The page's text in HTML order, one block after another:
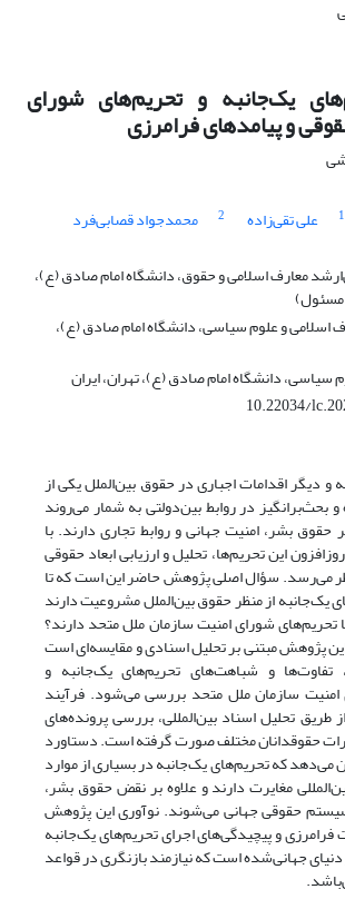
یک‌جانبه و تحریم‌های شورای
و پیامدهای فرامرزی
1 علی تقی‌زاده 2 محمدجواد قصابی‌فرد
معارف اسلامی و حقوق، دانشگاه امام صادق (ع)،
مسئول)
و علوم سیاسی، دانشگاه امام صادق (ع)،
دانشگاه امام صادق (ع)، تهران، ایران
10.22034/
و دیگر اقدامات اجباری در حقوق بین‌الملل یکی از
بحث‌برانگیز در روابط بین‌دولتی به شمار می‌روند
حقوق بشر، امنیت جهانی و روابط تجاری دارند. با
این تحریم‌ها، تحلیل و ارزیابی ابعاد حقوقی
می‌رسد. سؤال اصلی پژوهش حاضر این است که تا
یک‌جانبه از منظر حقوق بین‌الملل مشروعیت دارند
تحریم‌های شورای امنیت سازمان ملل متحد دارند؟
پژوهش مبتنی بر تحلیل اسنادی و مقایسه‌ای است
تفاوت‌ها و شباهت‌های تحریم‌های یک‌جانبه و
سازمان ملل متحد بررسی می‌شود. فرآیند
تحلیل اسناد بین‌المللی، بررسی پرونده‌های
حقوقدانان مختلف صورت گرفته است. دستاورد
می‌دهد که تحریم‌های یک‌جانبه در بسیاری از موارد
مغایرت دارند و علاوه بر نقض حقوق بشر،
حقوقی جهانی می‌شوند. نوآوری این پژوهش
فرامرزی و پیچیدگی‌های اجرای تحریم‌های یک‌جانبه
جهانی‌شده است که نیازمند بازنگری در قواعد